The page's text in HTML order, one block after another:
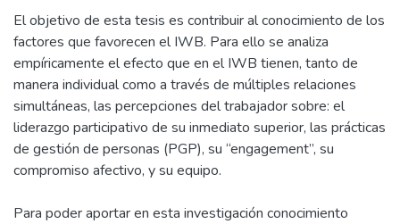
El objetivo de esta tesis es contribuir al conocimiento de los
factores que favorecen el IWB. Para ello se analiza
empíricamente el efecto que en el IWB tienen, tanto de
manera individual como a través de múltiples relaciones
simultáneas, las percepciones del trabajador sobre: el
liderazgo participativo de su inmediato superior, las prácticas
de gestión de personas (PGP), su “engagement”, su
compromiso afectivo, y su equipo.
Para poder aportar en esta investigación conocimiento